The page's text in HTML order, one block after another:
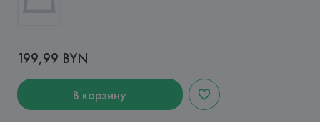
199,99 BYN
В корзину